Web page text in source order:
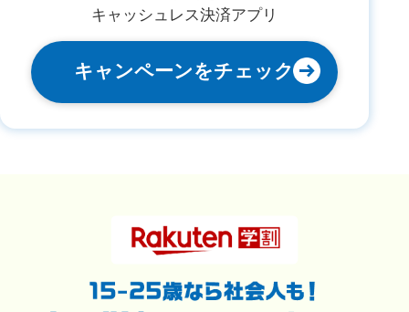
キャッシュレス決済アプリ
キャンペーンをチェック